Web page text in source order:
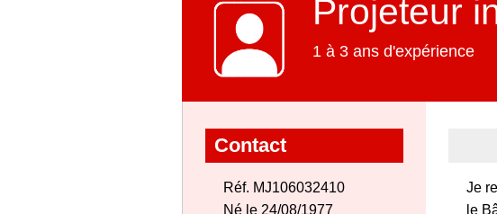
Projeteur
1 à 3 ans d'expérience
Contact
Réf. MJ106032410
Né le 24/08/1977
Je
le